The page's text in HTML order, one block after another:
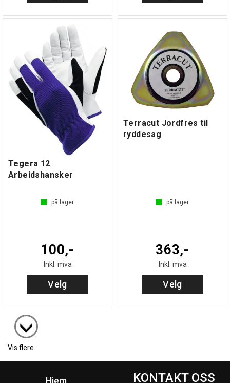
Tegera 12
Arbeidshansker
på lager
100,-
Inkl. mva
Velg
Terracut Jordfres til
ryddesag
på lager
363,-
Inkl. mva
Velg
Vis flere
Hjem KONTAKT OSS